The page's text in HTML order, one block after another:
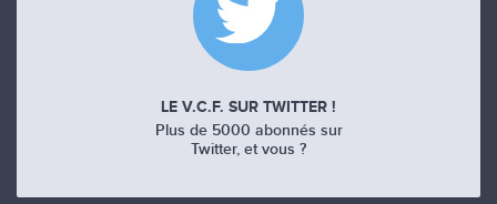
LE V.C.F. SUR TWITTER !
Plus de 5000 abonnés sur
Twitter, et vous ?